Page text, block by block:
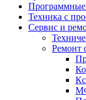
Техника с
Сервис и
Ремонт